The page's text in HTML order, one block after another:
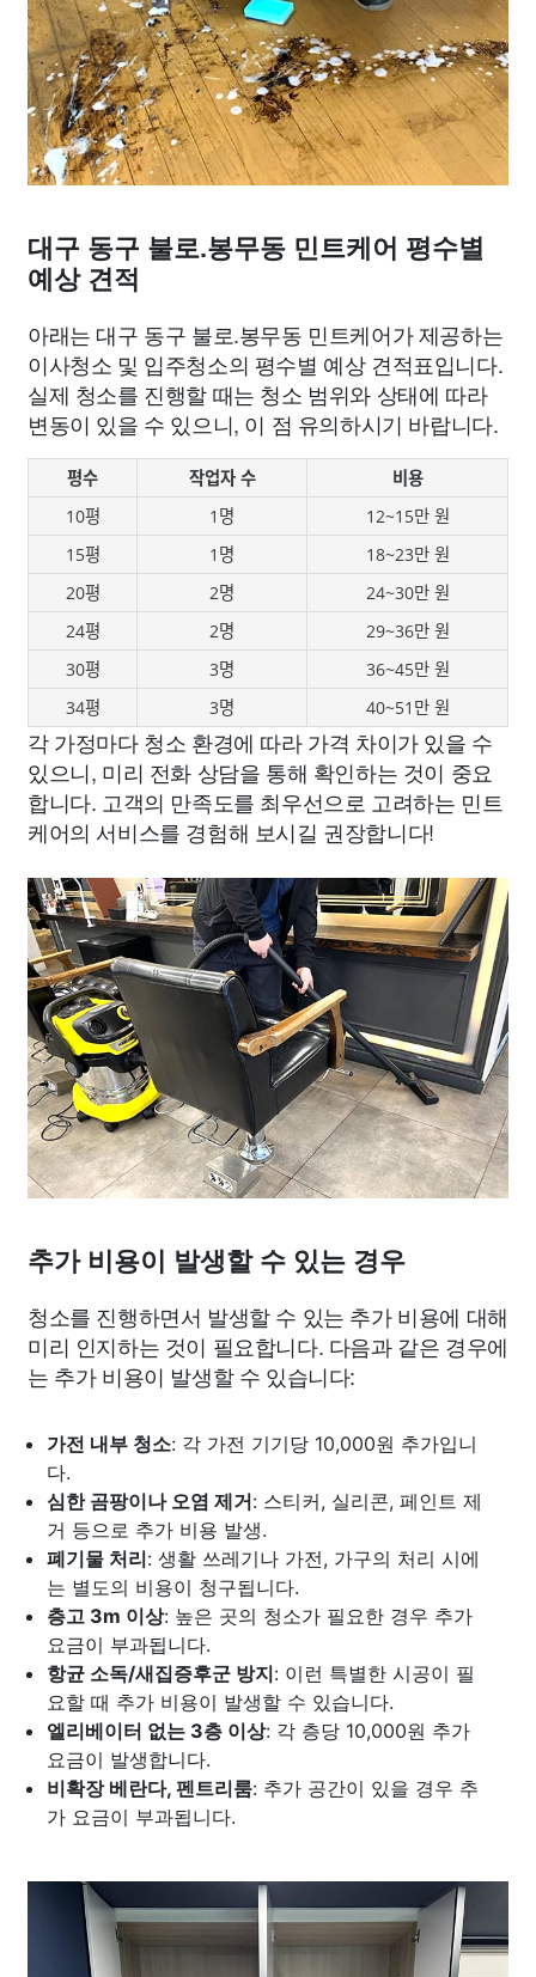
대구 동구 불로.봉무동 민트케어 평수별
예상 견적
아래는 대구 동구 불로.봉무동 민트케어가 제공하는
이사청소 및 입주청소의 평수별 예상 견적표입니다.
실제 청소를 진행할 때는 청소 범위와 상태에 따라
변동이 있을 수 있으니, 이 점 유의하시기 바랍니다.
평수 작업자 수
비용
10평
1명
12~15만 원
15평
1명
18~23만 원
20평
2명
24~30만 원
24평
2명
29~36만 원
30평
3명
36~45만 원
34평
3명 40~51만 원
각 가정마다 청소 환경에 따라 가격 차이가 있을 수
있으니, 미리 전화 상담을 통해 확인하는 것이 중요
합니다. 고객의 만족도를 최우선으로 고려하는 민트
케어의 서비스를 경험해 보시길 권장합니다!
추가 비용이 발생할 수 있는 경우
청소를 진행하면서 발생할 수 있는 추가 비용에 대해
미리 인지하는 것이 필요합니다. 다음과 같은 경우에
는 추가 비용이 발생할 수 있습니다:
가전 내부 청소: 각 가전 기기당 10,000원 추가입니
다.
심한 곰팡이나 오염 제거: 스티커, 실리콘, 페인트 제
거 등으로 추가 비용 발생.
폐기물 처리: 생활 쓰레기나 가전, 가구의 처리 시에
는 별도의 비용이 청구됩니다.
층고 3m 이상: 높은 곳의 청소가 필요한 경우 추가
요금이 부과됩니다.
항균 소독/새집증후군 방지: 이런 특별한 시공이 필
요할 때 추가 비용이 발생할 수 있습니다.
엘리베이터 없는 3층 이상: 각 층당 10,000원 추가
요금이 발생합니다.
비확장 베란다, 펜트리룸: 추가 공간이 있을 경우 추
가 요금이 부과됩니다.